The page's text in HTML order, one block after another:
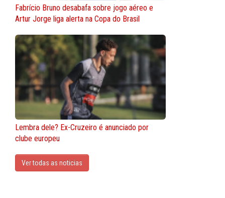
Fabrício Bruno desabafa sobre jogo aéreo e
Artur Jorge liga alerta na Copa do Brasil
Lembra dele? Ex-Cruzeiro é anunciado por
clube europeu
Ver todas as noticias